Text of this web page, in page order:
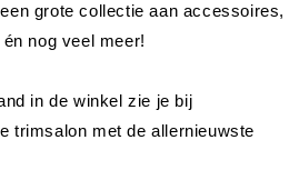
grote collectie aan accessoires,
nog veel meer!
in de winkel zie je bij
trimsalon met de allernieuwste